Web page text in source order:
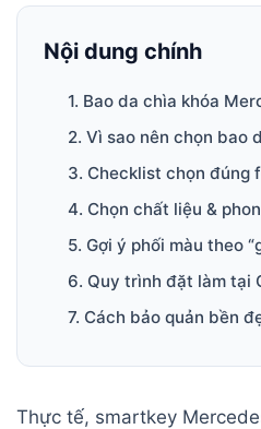
Nội dung chính
1. Bao da chìa khóa
2. Vì sao nên chọn bao
3. Checklist chọn đúng
4. Chọn chất liệu &
5. Gợi ý phối màu theo
6. Quy trình đặt làm tại
7. Cách bảo quản bền
Thực tế, smartkey